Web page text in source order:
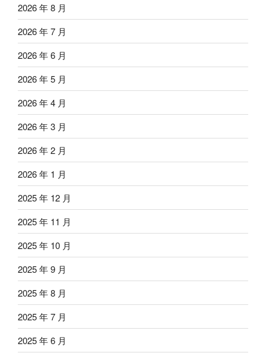
2026 年 8 月
2026 年 7 月
2026 年 6 月
2026 年 5 月
2026 年 4 月
2026 年 3 月
2026 年 2 月
2026 年 1 月
2025 年 12 月
2025 年 11 月
2025 年 10 月
2025 年 9 月
2025 年 8 月
2025 年 7 月
2025 年 6 月